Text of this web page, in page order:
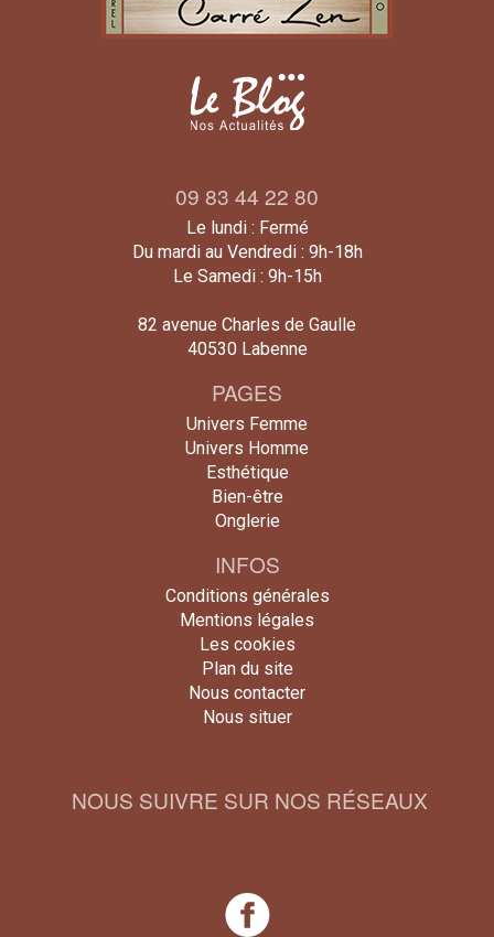
09 83 44 22 80
Le lundi : Fermé
Du mardi au Vendredi : 9h-18h
Le Samedi : 9h-15h
82 avenue Charles de Gaulle
40530 Labenne
PAGES
Univers Femme
Univers Homme
Esthétique
Bien-être
Onglerie
INFOS
Conditions générales
Mentions légales
Les cookies
Plan du site
Nous contacter
Nous situer
NOUS SUIVRE SUR NOS RÉSEAUX